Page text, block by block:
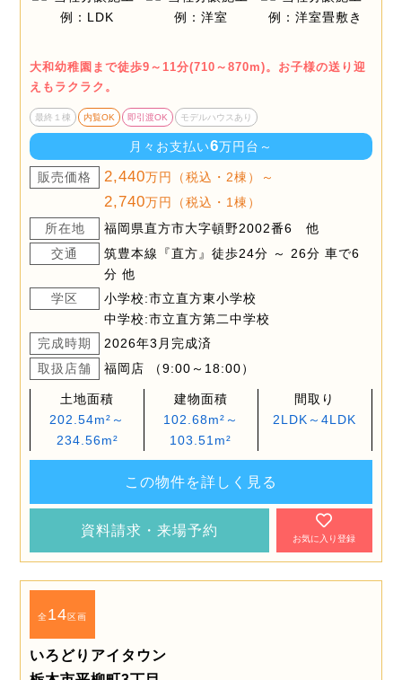
大和幼稚園まで徒歩9～11分(710～870m)。お子様の送り迎
えもラクラク。
最終１棟 内覧OK 即引渡OK モデルハウスあり
月々お支払い6万円台～
販売価格 2,440万円（税込・2棟）～
2,740万円（税込・1棟）
所在地
福岡県直方市大字頓野2002番6 他
交通
筑豊本線『直方』徒歩24分 ～ 26分 車で6
分 他
学区
小学校:市立直方東小学校
中学校:市立直方第二中学校
完成時期
2026年3月完成済
取扱店舗
福岡店 （9:00～18:00）
土地面積
202.54m²～
234.56m²
建物面積
102.68m²～
103.51m²
間取り
2LDK～4LDK
この物件を詳しく見る
資料請求・来場予約
お気に入り登録
全14区画
いろどりアイタウン